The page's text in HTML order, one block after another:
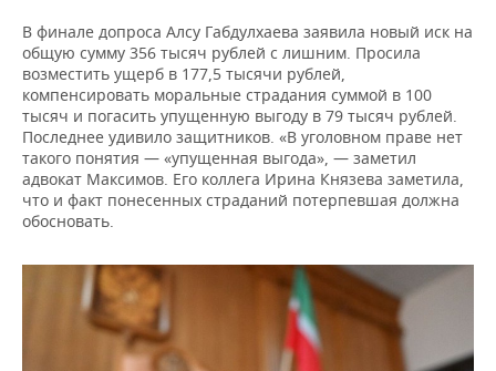
В финале допроса Алсу Габдулхаева заявила новый иск на
общую сумму 356 тысяч рублей с лишним. Просила
возместить ущерб в 177,5 тысячи рублей,
компенсировать моральные страдания суммой в 100
тысяч и погасить упущенную выгоду в 79 тысяч рублей.
Последнее удивило защитников. «В уголовном праве нет
такого понятия — «упущенная выгода», — заметил
адвокат Максимов. Его коллега Ирина Князева заметила,
что и факт понесенных страданий потерпевшая должна
обосновать.